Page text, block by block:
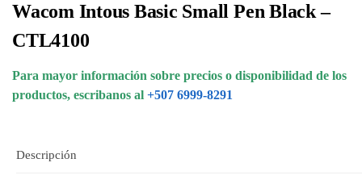
Wacom Intous Basic Small Pen Black –
CTL4100
Para mayor información sobre precios o disponibilidad de los
productos, escribanos al +507 6999-8291
Descripción